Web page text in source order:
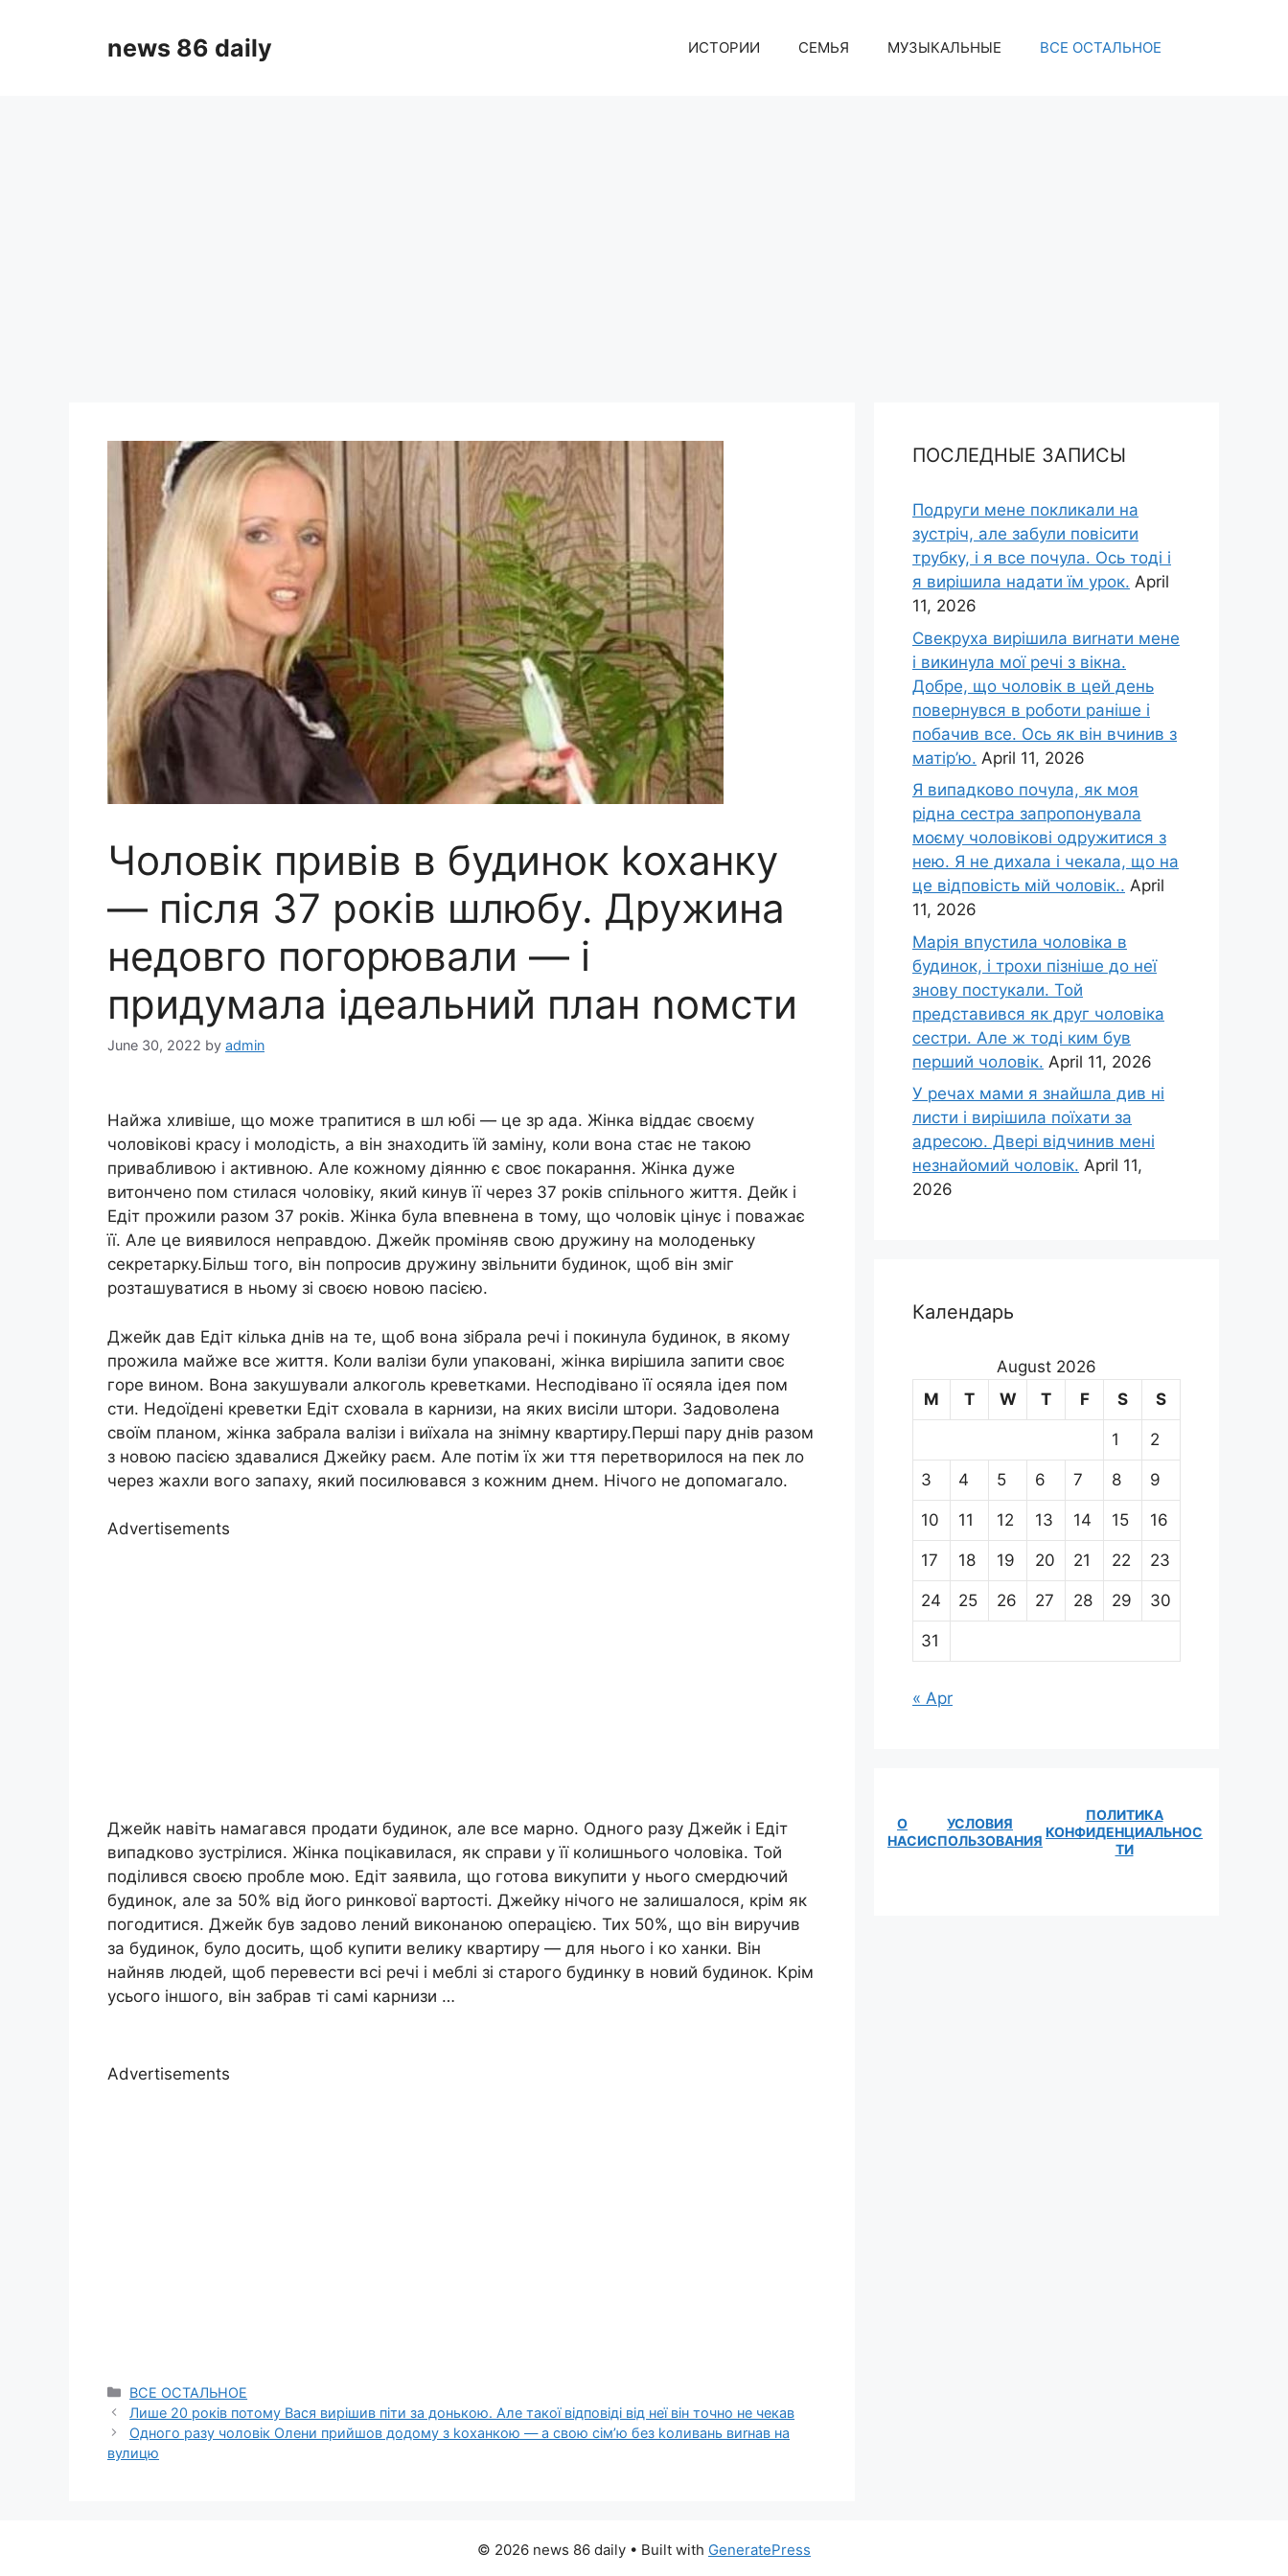
news 86 daily ИСТОРИИ СЕМЬЯ МУЗЫКАЛЬНЫЕ ВСЕ ОСТАЛЬНОЕ
Чоловік привів в будинок kоханку
— після 37 років шлюбу. Дружина
недовго погорювали — і
придумала ідеальний план nомсти
June 30, 2022 by admin
Найжа хливіше, що може трапитися в шл юбі — це зр ада. Жінка віддає своєму
чоловікові красу і молодість, а він знаходить їй заміну, коли вона стає не такою
привабливою і активною. Але кожному діянню є своє покарання. Жінка дуже
витончено пом стилася чоловіку, який кинув її через 37 років спільного життя. Дейк і
Едіт прожили разом 37 років. Жінка була впевнена в тому, що чоловік цінує і поважає
її. Але це виявилося неправдою. Джейк проміняв свою дружину на молоденьку
секретарку.Більш того, він попросив дружину звільнити будинок, щоб він зміг
розташуватися в ньому зі своєю новою пасією.
Джейк дав Едіт кілька днів на те, щоб вона зібрала речі і покинула будинок, в якому
прожила майже все життя. Коли валізи були упаковані, жінка вирішила запити своє
горе вином. Вона закушували алкоголь креветками. Несподівано її осяяла ідея пом
сти. Недоїдені креветки Едіт сховала в карнизи, на яких висіли штори. Задоволена
своїм планом, жінка забрала валізи і виїхала на знімну квартиру.Перші пару днів разом
з новою пасією здавалися Джейку раєм. Але потім їх жи ття перетворилося на пек ло
через жахли вого запаху, який посилювався з кожним днем. Нічого не допомагало.
Advertisements
Джейк навіть намагався продати будинок, але все марно. Одного разу Джейк і Едіт
випадково зустрілися. Жінка поцікавилася, як справи у її колишнього чоловіка. Той
поділився своєю пробле мою. Едіт заявила, що готова викупити у нього смердючий
будинок, але за 50% від його ринкової вартості. Джейку нічого не залишалося, крім як
погодитися. Джейк був задово лений виконаною операцією. Тих 50%, що він виручив
за будинок, було досить, щоб купити велику квартиру — для нього і ко ханки. Він
найняв людей, щоб перевести всі речі і меблі зі старого будинку в новий будинок. Крім
усього іншого, він забрав ті самі карнизи …
Advertisements
Categories
ВСЕ ОСТАЛЬНОЕ
Лише 20 років потому Вася вирішив піти за донькою. Але такої відповіді від неї він точно не чекав
Одного разу чоловік Олени прийшов додому з kоханкою — а свою сім’ю без kоливань виrнав на
вулицю
ПОСЛЕДНЫЕ ЗАПИСЫ
Подруги мене покликали на
зустріч, але забули повісити
трубку, і я все почула. Ось тоді і
я вирішила надати їм урок. April
11, 2026
Свекруха вирішила виrнати мене
і викинула мої речі з вікна.
Добре, що чоловік в цей день
повернувся в роботи раніше і
побачив все. Ось як він вчинив з
матір’ю. April 11, 2026
Я випадково почула, як моя
рідна сестра запропонувала
моєму чоловікові одружитися з
нею. Я не дихала і чекала, що на
це відповість мій чоловік.. April
11, 2026
Марія впустила чоловіка в
будинок, і трохи пізніше до неї
знову постукали. Той
представився як друг чоловіка
сестри. Але ж тоді ким був
перший чоловік. April 11, 2026
У речах мами я знайшла див ні
листи і вирішила поїхати за
адресою. Двері відчинив мені
незнайомий чоловік. April 11,
2026
Календарь
August 2026
M
T W T F S S
1 2
3 4 5 6 7 8 9
10 11 12 13 14 15 16
17 18 19 20 21 22 23
24 25 26 27 28 29 30
31
« Apr
О
НАС
УСЛОВИЯ
ИСПОЛЬЗОВАНИЯ
ПОЛИТИКА
КОНФИДЕНЦИАЛЬНОС
ТИ
© 2026 news 86 daily • Built with GeneratePress